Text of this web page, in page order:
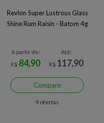
Revlon Super Lustrous Glass
Shine Rum Raisin - Batom 4g
A partir de:
R$ 84,90
Até:
R$ 117,90
Compare
9 ofertas